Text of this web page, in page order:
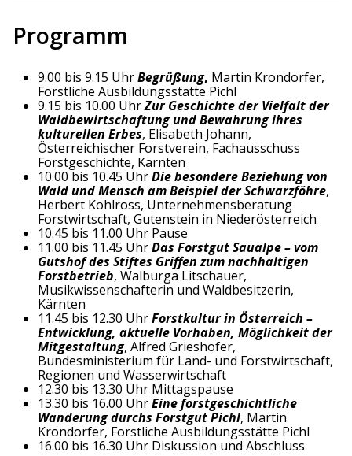
Programm
9.00 bis 9.15 UhrBegrüßung, Martin Krondorfer,
Forstliche Ausbildungsstätte Pichl
9.15 bis 10.00 UhrZur Geschichte der Vielfalt der
Waldbewirtschaftung und Bewahrung ihres
kulturellen Erbes, Elisabeth Johann,
Österreichischer Forstverein, Fachausschuss
Forstgeschichte, Kärnten
10.00 bis 10.45 UhrDie besondere Beziehung von
Wald und Mensch am Beispiel der Schwarzföhre,
Herbert Kohlross, Unternehmensberatung
Forstwirtschaft, Gutenstein in Niederösterreich
10.45 bis 11.00 Uhr Pause
11.00 bis 11.45 UhrDas Forstgut Saualpe – vom
Gutshof des Stiftes Griffen zum nachhaltigen
Forstbetrieb, Walburga Litschauer,
Musikwissenschafterin und Waldbesitzerin,
Kärnten
11.45 bis 12.30 UhrForstkultur in Österreich –
Entwicklung, aktuelle Vorhaben, Möglichkeit der
Mitgestaltung, Alfred Grieshofer,
Bundesministerium für Land- und Forstwirtschaft,
Regionen und Wasserwirtschaft
12.30 bis 13.30 Uhr Mittagspause
13.30 bis 16.00 UhrEine forstgeschichtliche
Wanderung durchs Forstgut Pichl, Martin
Krondorfer, Forstliche Ausbildungsstätte Pichl
16.00 bis 16.30 Uhr Diskussion und Abschluss